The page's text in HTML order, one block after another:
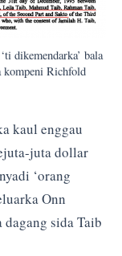
dikemendarka’ bala
kompeni Richfold
kaul enggau
juta dollar
‘orang
Onn
dagang sida Taib